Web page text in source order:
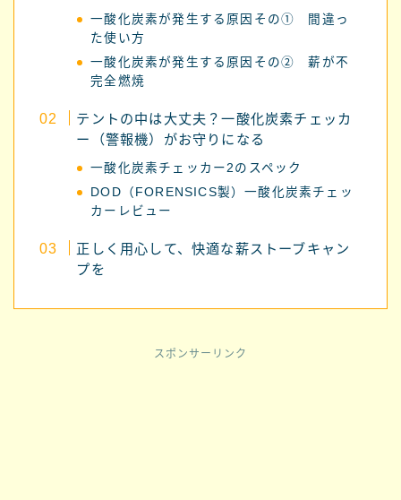
一酸化炭素が発生する原因その① 間違っ
た使い方
一酸化炭素が発生する原因その② 薪が不
完全燃焼
テントの中は大丈夫？一酸化炭素チェッカ
ー（警報機）がお守りになる
一酸化炭素チェッカー2のスペック
DOD（FORENSICS製）一酸化炭素チェッ
カーレビュー
正しく用心して、快適な薪ストーブキャン
プを
スポンサーリンク